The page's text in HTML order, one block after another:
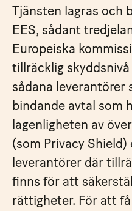
Tjänsten lagras och
EES, sådant
Europeiska
tillräcklig
sådana leverantörer
bindande avtal som
lagenligheten av
(som Privacy
leverantörer där
finns för att
rättigheter. För att